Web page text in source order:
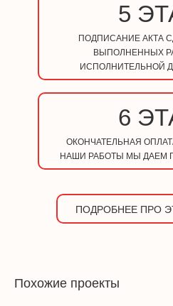
5
ПОДПИСАНИЕ АКТА
ВЫПОЛНЕННЫХ
ИСПОЛНИТЕЛЬНОЙ
6
ОКОНЧАТЕЛЬНАЯ
НАШИ РАБОТЫ МЫ ДАЕМ
ПОДРОБНЕЕ ПРО
Похожие проекты